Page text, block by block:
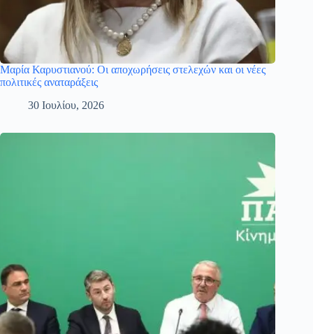
Μαρία Καρυστιανού: Οι αποχωρήσεις στελεχών και οι νέες
πολιτικές αναταράξεις
30 Ιουλίου, 2026